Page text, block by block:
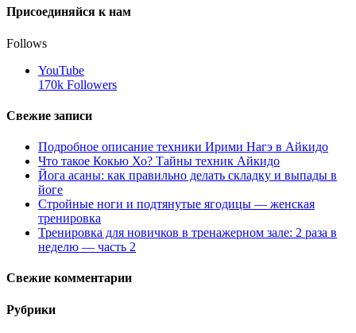
Присоединяйся к нам
Follows
YouTube
170k Followers
Свежие записи
Подробное описание техники Ирими Нагэ в Айкидо
Что такое Кокью Хо? Тайны техник Айкидо
Йога асаны: как правильно делать складку и выпады в
йоге
Стройные ноги и подтянутые ягодицы — женская
тренировка
Тренировка для новичков в тренажерном зале: 2 раза в
неделю — часть 2
Свежие комментарии
Рубрики